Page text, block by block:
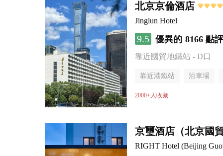
北京京倫酒店
Jinglun Hotel
9.5 優異的 8166 點評
靠近國貿地鐵站 - D口
靠近港鐵站 泊車場
無煙樓層
2000+人收藏
京璽酒店（北京國
RIGHT Hotel (Beijing